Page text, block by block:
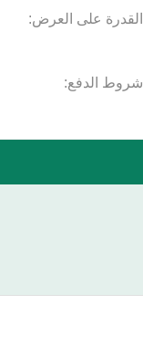
القدرة على العرض:
شروط الدفع: